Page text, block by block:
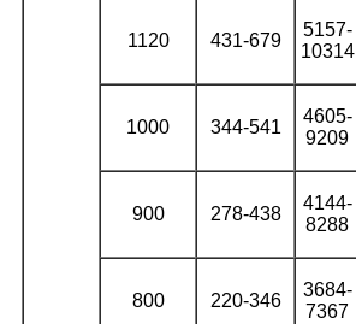
1120 431-679
5157-
10314
1000 344-541
4605-
9209
900 278-438
4144-
8288
800 220-346
3684-
7367